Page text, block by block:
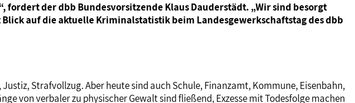
fordert der dbb Bundesvorsitzende Klaus Dauderstädt. „Wir sind besorgt
auf die aktuelle Kriminalstatistik beim Landesgewerkschaftstag des dbb
Strafvollzug. Aber heute sind auch Schule, Finanzamt, Kommune, Eisenbahn,
von verbaler zu physischer Gewalt sind fließend, Exzesse mit Todesfolge machen